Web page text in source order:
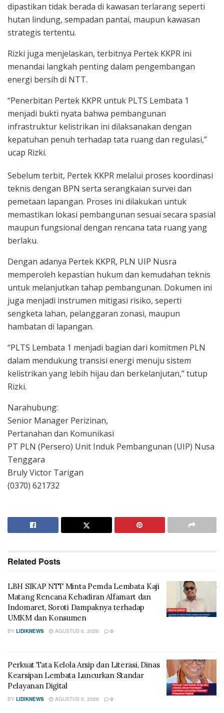
dipastikan tidak berada di kawasan terlarang seperti
hutan lindung, sempadan pantai, maupun kawasan
strategis tertentu.
Rizki juga menjelaskan, terbitnya Pertek KKPR ini
menandai langkah penting dalam pengembangan
energi bersih di NTT.
“Penerbitan Pertek KKPR untuk PLTS Lembata 1
menjadi bukti nyata bahwa pembangunan
infrastruktur kelistrikan ini dilaksanakan dengan
kepatuhan penuh terhadap tata ruang dan regulasi,”
ucap Rizki.
Sebelum terbit, Pertek KKPR melalui proses koordinasi
teknis dengan BPN serta serangkaian survei dan
pemetaan lapangan. Proses ini dilakukan untuk
memastikan lokasi pembangunan sesuai secara spasial
maupun fungsional dengan rencana tata ruang yang
berlaku.
Dengan adanya Pertek KKPR, PLN UIP Nusra
memperoleh kepastian hukum dan kemudahan teknis
untuk melanjutkan tahap pembangunan. Dokumen ini
juga menjadi instrumen mitigasi risiko, seperti
sengketa lahan, pelanggaran zonasi, maupun
hambatan di lapangan.
“PLTS Lembata 1 menjadi bagian dari komitmen PLN
dalam mendukung transisi energi menuju sistem
kelistrikan yang lebih hijau dan berkelanjutan,” tutup
Rizki.
Narahubung:
Senior Manager Perizinan,
Pertanahan dan Komunikasi
PT PLN (Persero) Unit Induk Pembangunan (UIP) Nusa
Tenggara
Bruly Victor Tarigan
(0370) 621732
Related Posts
LBH SIKAP NTT Minta Pemda Lembata Kaji
Matang Rencana Kehadiran Alfamart dan
Indomaret, Soroti Dampaknya terhadap
UMKM dan Konsumen
BY LIDIKNEWS AGUSTUS 6, 2026 0
Perkuat Tata Kelola Arsip dan Literasi, Dinas
Kearsipan Lembata Luncurkan Standar
Pelayanan Digital
BY LIDIKNEWS AGUSTUS 5, 2026 0